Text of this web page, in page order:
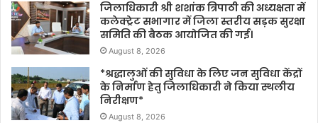
जिलाधिकारी श्री शशांक त्रिपाठी की अध्यक्षता में
कलेक्ट्रेट सभागार में जिला स्तरीय सड़क सुरक्षा
समिति की बैठक आयोजित की गई।
August 8, 2026
*श्रद्धालुओं की सुविधा के लिए जन सुविधा केंद्रों
के निर्माण हेतु जिलाधिकारी ने किया स्थलीय
निरीक्षण*
August 8, 2026